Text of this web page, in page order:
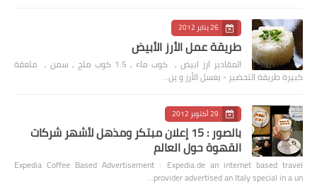
26 يناير 2012
طريقة عمل الأرز الأبيض
المقادير ارز ابيض , كوب ماء , 1.5 كوب ملح , سمن , ملعقة
كبيرة طريقة التحضير - يغسل الأرز و ين…
29 أكتوبر 2012
بالصور : 15 إعلان مبتكر ومذهل لأشهر شركات
القهوة حول العالم
Expedia Coffee Based Advertisement : Expedia.de an internet based travel
provider advertised an Italy special in a un…